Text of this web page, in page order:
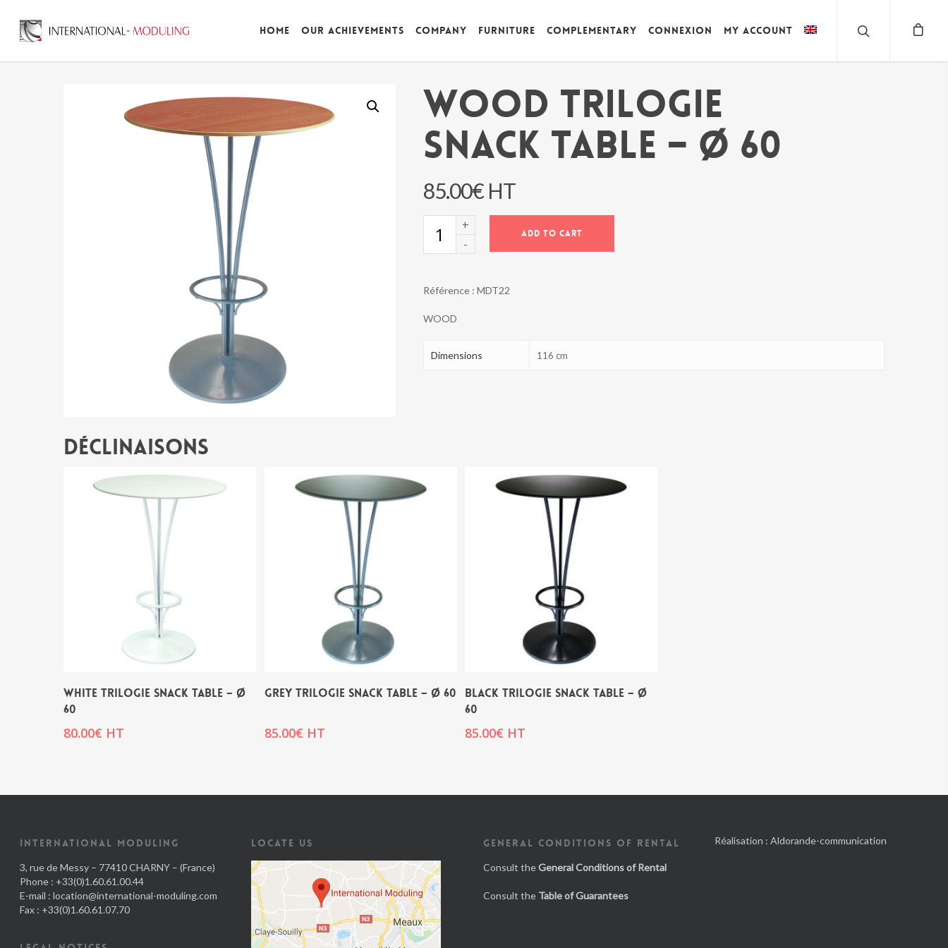
Home Our achievements Company Furniture Complementary Connexion My account
WOOD TRILOGIE
SNACK TABLE – Ø 60
85.00€ HT
TRILOGIE
Ø
quantity
ADD TO CART
Référence : MDT22
WOOD
Dimensions 116 cm
Déclinaisons
WHITE TRILOGIE SNACK TABLE – Ø
60
80.00€ HT
GREY TRILOGIE SNACK TABLE – Ø 60
85.00€ HT
BLACK TRILOGIE SNACK TABLE – Ø
60
85.00€ HT
INTERNATIONAL MODULING
3, rue de Messy – 77410 CHARNY – (France)
Phone : +33(0)1.60.61.00.44
E-mail : location@international-moduling.com
Fax : +33(0)1.60.61.07.70
LOCATE US GENERAL CONDITIONS OF RENTAL
Consult theGeneral Conditions of Rental
Consult the Table of Guarantees
Réalisation :Aldorande-communication